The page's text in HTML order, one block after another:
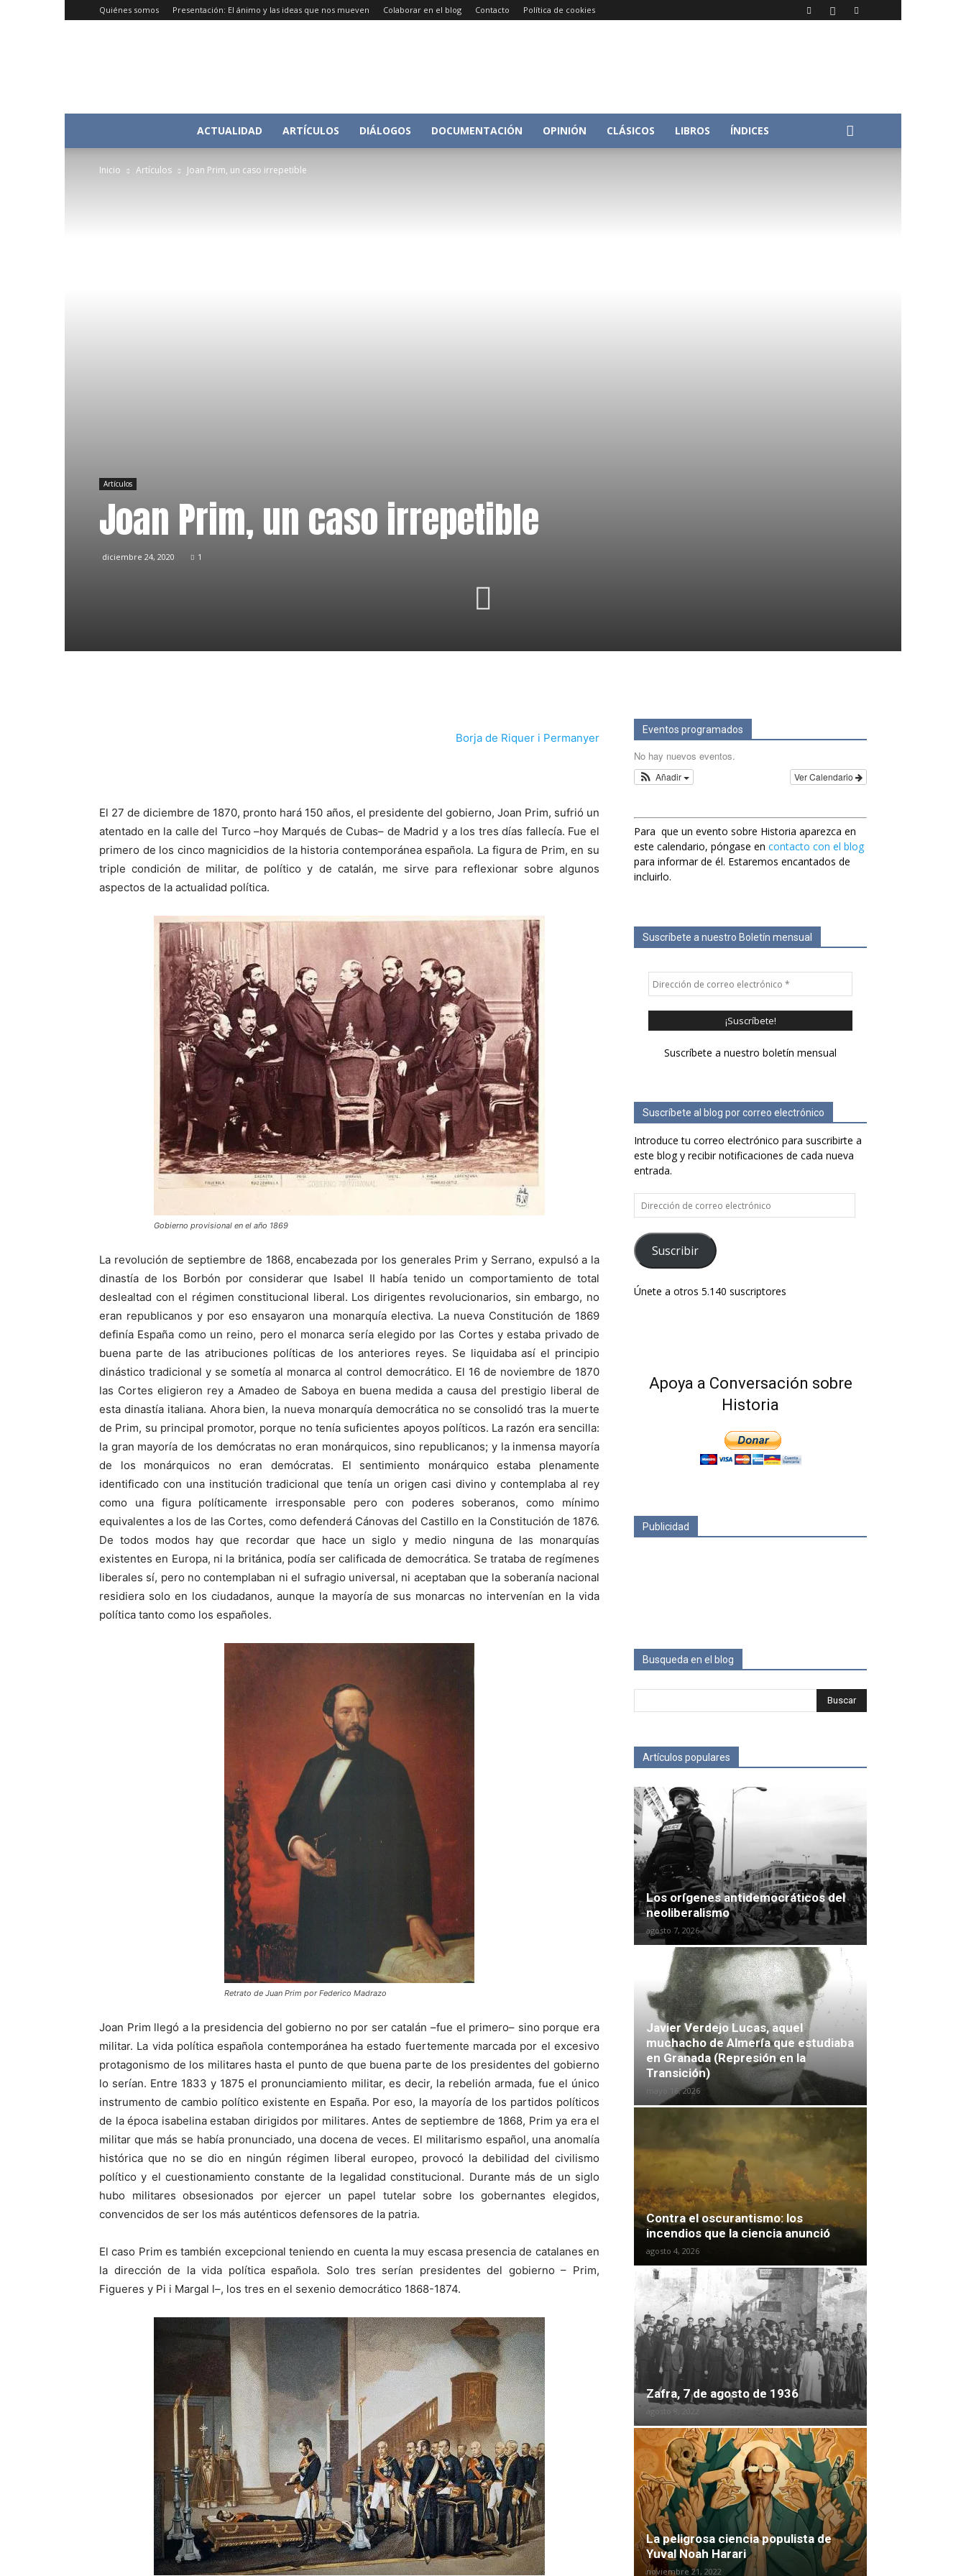
Quiénes somos Presentación: El ánimo y las ideas que nos mueven Colaborar en el blog Contacto Política de cookies
Conversacion
ACTUALIDAD ARTÍCULOS DIÁLOGOS DOCUMENTACIÓN OPINIÓN CLÁSICOS LIBROS ÍNDICES
Inicio Artículos Joan Prim, un caso irrepetible
Artículos
Joan Prim, un caso irrepetible
diciembre 24, 2020 1
Borja de Riquer i Permanyer
El 27 de diciembre de 1870, pronto hará 150 años, el presidente del gobierno, Joan Prim, sufrió un
atentado en la calle del Turco –hoy Marqués de Cubas– de Madrid y a los tres días fallecía. Fue el
primero de los cinco magnicidios de la historia contemporánea española. La figura de Prim, en su
triple condición de militar, de político y de catalán, me sirve para reflexionar sobre algunos
aspectos de la actualidad política.
Gobierno provisional en el año 1869
La revolución de septiembre de 1868, encabezada por los generales Prim y Serrano, expulsó a la
dinastía de los Borbón por considerar que Isabel II había tenido un comportamiento de total
deslealtad con el régimen constitucional liberal. Los dirigentes revolucionarios, sin embargo, no
eran republicanos y por eso ensayaron una ­monarquía electiva. La nueva Constitución de 1869
definía España como un reino, pero el monarca sería elegido por las Cortes y estaba privado de
buena parte de las atribuciones políticas de los anteriores reyes. Se liquidaba así el principio
dinástico tradicional y se sometía al monarca al control democrático. El 16 de noviembre de 1870
las Cortes eligieron rey a Amadeo de Saboya en buena medida a causa del prestigio liberal de
esta dinastía italiana. Ahora bien, la nueva monarquía democrática no se conso­lidó tras la muerte
de Prim, su principal promotor, porque no tenía suficientes apoyos políticos. La razón era sencilla:
la gran ma­yoría de los demócratas no eran monárquicos, sino republicanos; y la inmensa mayoría
de los monárquicos no eran demócratas. El sentimiento monárquico estaba plenamente
identificado con una institución tradicional que tenía un origen casi divino y contem­plaba al rey
como una figura políticamente irresponsable pero con poderes soberanos, como mínimo
equivalentes a los de las Cortes, como defenderá Cánovas del Castillo en la Constitución de 1876.
De todos modos hay que recordar que hace un siglo y medio ninguna de las monarquías
existentes en Europa, ni la británica, podía ser calificada de democrática. Se trataba de regímenes
liberales sí, pero no contemplaban ni el sufragio universal, ni aceptaban que la soberanía nacional
residiera solo en los ciudadanos, aunque la mayoría de sus monarcas no intervenían en la vida
política tanto como los españoles.
Retrato de Juan Prim por Federico Madrazo
Joan Prim llegó a la presidencia del gobierno no por ser catalán –fue el primero– sino porque era
militar. La vida política española contemporánea ha estado fuertemente marcada por el excesivo
protagonismo de los militares hasta el punto de que buena parte de los presidentes del gobierno
lo serían. Entre 1833 y 1875 el pronunciamiento militar, es decir, la rebelión armada, fue el único
instrumento de cambio político existente en España. Por eso, la mayoría de los partidos políticos
de la época isabelina estaban diri­gidos por militares. Antes de septiembre de 1868, Prim ya era el
militar que más se había pronunciado, una docena de veces. El mili­tarismo español, una anomalía
histórica que no se dio en ningún régimen liberal europeo, provocó la debilidad del civilismo
político y el cuestionamiento constante de la legalidad constitucional. Durante más de un siglo
hubo militares obsesionados por ejercer un ­papel tutelar sobre los gobernantes elegidos,
convencidos de ser los más auténticos defensores de la patria.
El caso Prim es también excepcional teniendo en cuenta la muy escasa presencia de catalanes en
la dirección de la vida política española. Solo tres serían presidentes del ­gobierno – Prim,
Figueres y Pi i Margal l–, los tres en el sexenio democrático 1868-1874.
Eventos programados
No hay nuevos eventos.
Ver Calendario
Añadir
Para que un evento sobre Historia aparezca en
este calendario, póngase en contacto con el blog
para informar de él. Estaremos encantados de
incluirlo.
Suscríbete a nuestro Boletín mensual
Suscríbete a nuestro boletín mensual
Suscríbete al blog por correo electrónico
Introduce tu correo electrónico para suscribirte a
este blog y recibir notificaciones de cada nueva
entrada.
Dirección
de
correo
electrónico
Suscribir
Únete a otros 5.140 suscriptores
Apoya a Conversación sobre
Historia
Publicidad
Busqueda en el blog
Artículos populares
Los orígenes antidemocráticos del
neoliberalismo
agosto 7, 2026
Javier Verdejo Lucas, aquel
muchacho de Almería que estudiaba
en Granada (Represión en la
Transición)
mayo 16, 2026
Contra el oscurantismo: los
incendios que la ciencia anunció
agosto 4, 2026
Zafra, 7 de agosto de 1936
agosto 8, 2022
La peligrosa ciencia populista de
Yuval Noah Harari
noviembre 21, 2022